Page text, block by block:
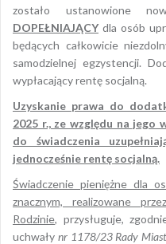
zostało ustanowione
DOPEŁNIAJĄCYdla osób
będących całkowicie
samodzielnej egzystencji.
wypłacający rentę socjalną.
Uzyskanie prawa do
2025 r., ze względu na jego
do świadczenia
jednocześnie rentę socjalną.
Świadczenie pieniężne dla
znacznym, realizowane
Rodzinie, przysługuje,
uchwały nr 1178/23 Rady